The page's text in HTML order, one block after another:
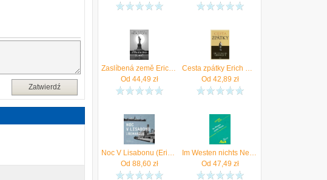
Zatwierdź
Zaslíbená země Erich Maria Remarque
Od 44,49 zł
Cesta zpátky Erich Maria Remarque
Od 42,89 zł
Noc V Lisabonu (Erich Maria Remarque) (CD) (Mp3)
Od 88,60zł
Im Westen nichts Neues von Erich Maria Remarque (Lektürehilfe)
Od 47,49 zł